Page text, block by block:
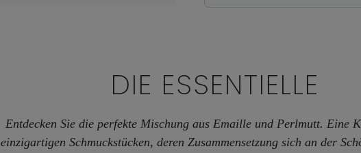
DIE ESSENTIELLE
Entdecken Sie die perfekte Mischung aus Emaille und Perlmutt. Eine
einzigartigen Schmuckstücken, deren Zusammensetzung sich an der